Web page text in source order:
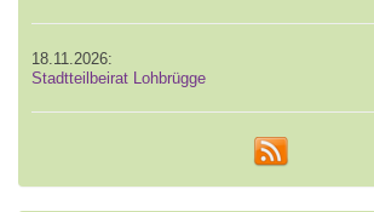
18.11.2026:
Stadtteilbeirat Lohbrügge